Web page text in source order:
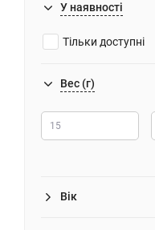
У наявності
Тільки доступні
Вес (г)
Вік